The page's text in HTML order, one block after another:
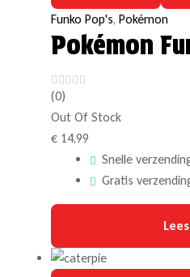
Funko Pop's, Pokémon
Pokémon
(0)
Out Of Stock
€ 14,99
Snelle
Gratis